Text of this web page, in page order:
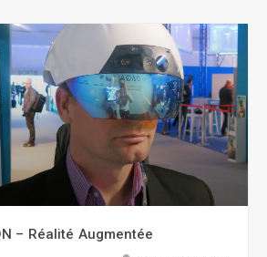
– Réalité Augmentée